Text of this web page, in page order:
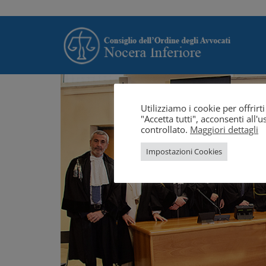
Utilizziamo i cookie per
"Accetta tutti", acconsenti
controllato. Maggiori dettagli
Impostazioni Cookies